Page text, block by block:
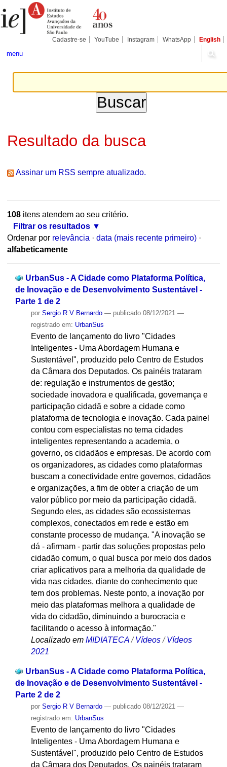
para
conteúdo.
Pessoais
Cadastre-se YouTube Instagram WhatsApp English
menu
Resultado da busca
Assinar um RSS sempre atualizado.
108itens atendem ao seu critério.
Filtrar os resultados
Ordenar por relevância · data (mais recente primeiro) ·
alfabeticamente
UrbanSus - A Cidade como Plataforma Política,
de Inovação e de Desenvolvimento Sustentável -
Parte 1 de 2
por Sergio R V Bernardo — publicado08/12/2021 —
registrado em: UrbanSus
Evento de lançamento do livro "Cidades
Inteligentes - Uma Abordagem Humana e
Sustentável", produzido pelo Centro de Estudos
da Câmara dos Deputados. Os painéis trataram
de: regulação e instrumentos de gestão;
sociedade inovadora e qualificada, governança e
participação cidadã e sobre a cidade como
plataforma de tecnologia e inovação. Cada painel
contou com especialistas no tema cidades
inteligentes representando a academia, o
governo, os cidadãos e empresas. De acordo com
os organizadores, as cidades como plataformas
buscam a conectividade entre governos, cidadãos
e organizações, a fim de obter a criação de um
valor público por meio da participação cidadã.
Segundo eles, as cidades são ecossistemas
complexos, conectados em rede e estão em
constante processo de mudança. "A inovação se
dá - afirmam - partir das soluções propostas pelo
cidadão comum, o qual busca por meio dos dados
criar aplicativos para a melhoria da qualidade de
vida nas cidades, diante do conhecimento que
tem dos problemas. Neste ponto, a inovação por
meio das plataformas melhora a qualidade de
vida do cidadão, diminuindo a burocracia e
facilitando o acesso à informação."
Localizado em MIDIATECA /Vídeos /Vídeos
2021
UrbanSus - A Cidade como Plataforma Política,
de Inovação e de Desenvolvimento Sustentável -
Parte 2 de 2
por Sergio R V Bernardo — publicado08/12/2021 —
registrado em: UrbanSus
Evento de lançamento do livro "Cidades
Inteligentes - Uma Abordagem Humana e
Sustentável", produzido pelo Centro de Estudos
da Câmara dos Deputados. Os painéis trataram